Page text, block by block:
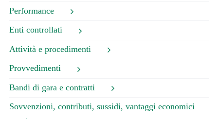
Performance
Enti controllati
Attività e procedimenti
Provvedimenti
Bandi di gara e contratti
Sovvenzioni, contributi, sussidi, vantaggi economici